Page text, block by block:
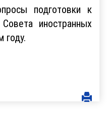
подготовки к
иностранных
году.